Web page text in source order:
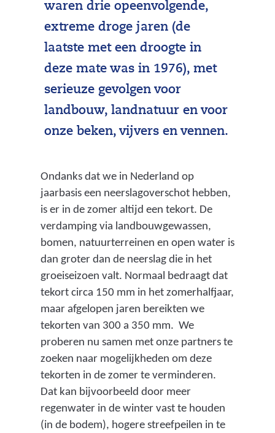
waren drie opeenvolgende,
extreme droge jaren (de
laatste met een droogte in
deze mate was in 1976), met
serieuze gevolgen voor
landbouw, landnatuur en voor
onze beken, vijvers en vennen.
Ondanks dat we in Nederland op
jaarbasis een neerslagoverschot hebben,
is er in de zomer altijd een tekort. De
verdamping via landbouwgewassen,
bomen, natuurterreinen en open water is
dan groter dan de neerslag die in het
groeiseizoen valt. Normaal bedraagt dat
tekort circa 150 mm in het zomerhalfjaar,
maar afgelopen jaren bereikten we
tekorten van 300 a 350 mm. We
proberen nu samen met onze partners te
zoeken naar mogelijkheden om deze
tekorten in de zomer te verminderen.
Dat kan bijvoorbeeld door meer
regenwater in de winter vast te houden
(in de bodem), hogere streefpeilen in te